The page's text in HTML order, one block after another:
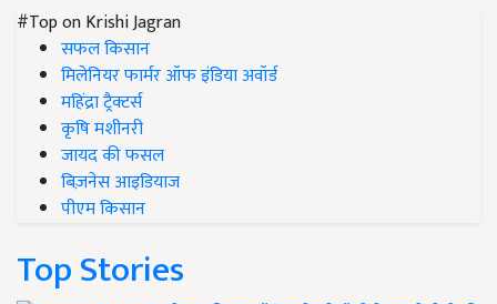
#Top on Krishi Jagran
सफल किसान
मिलेनियर फार्मर ऑफ इंडिया अवॉर्ड
महिंद्रा ट्रैक्टर्स
कृषि मशीनरी
जायद की फसल
बिज़नेस आइडियाज
पीएम किसान
Top Stories